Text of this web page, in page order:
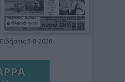
Ειδήσεις 5-8-2026